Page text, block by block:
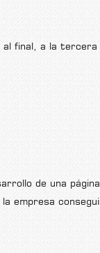
al final, a la tercera
de una
empresa